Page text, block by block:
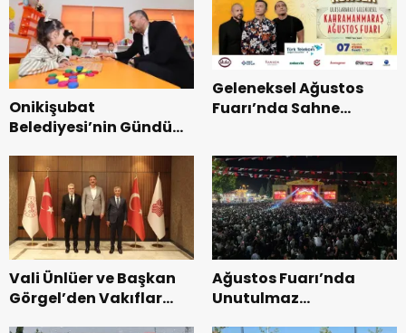
Onikişubat
Belediyesi’nin Gündüz
dönemin ön kayıtları
başladı.
Geleneksel Ağustos
Fuarı’nda Sahne
Vali Ünlüer ve Başkan
Görgel’den Vakıflar
Ağustos Fuarı’nda
Unutulmaz